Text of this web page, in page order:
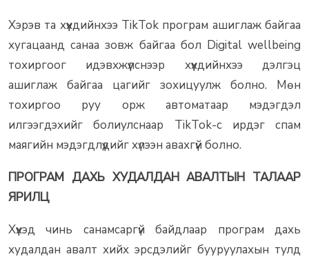
Хэрэв та хүүхдийнхээ TikTok програм ашиглаж байгаа
хугацаанд санаа зовж байгаа бол Digital wellbeing
тохиргоог идэвхжүүлснээр хүүхдийнхээ дэлгэц
ашиглаж байгаа цагийг зохицуулж болно. Мөн
тохиргоо руу орж автоматаар мэдэгдэл
илгээгдэхийг болиулснаар TikTok-с ирдэг спам
маягийн мэдэгдлүүдийг хүлээн авахгүй болно.
ПРОГРАМ ДАХЬ ХУДАЛДАН АВАЛТЫН ТАЛААР
ЯРИЛЦ
Хүүхэд чинь санамсаргүй байдлаар програм дахь
худалдан авалт хийх эрсдэлийг бууруулахын тулд